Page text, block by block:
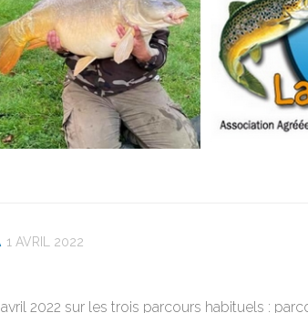
1 AVRIL 2022
2022 sur les trois parcours habituels :